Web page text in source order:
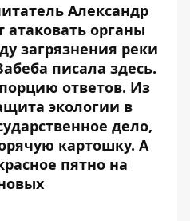
Александр
органы
загрязнения реки
писала здесь.
ответов. Из
экологии в
дело,
картошку. А
пятно на